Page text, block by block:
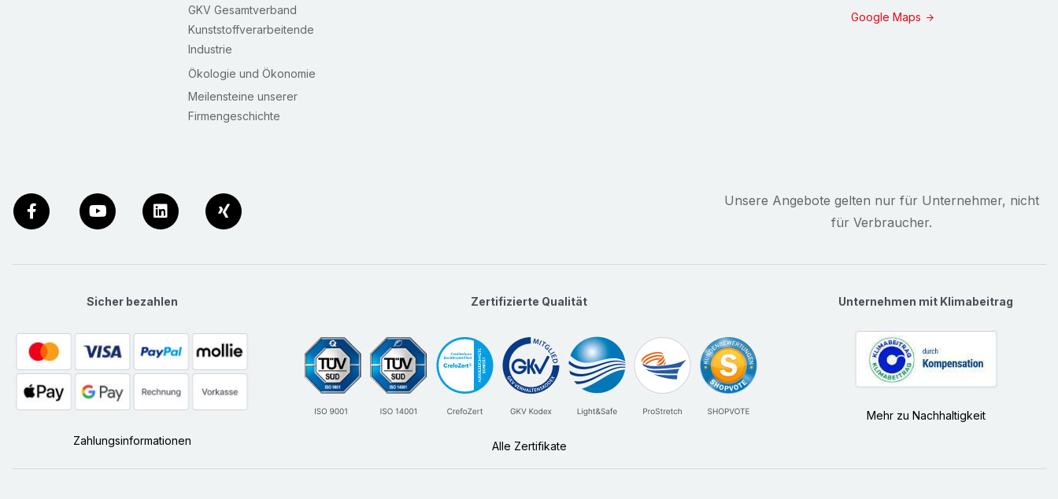
GKV Gesamtverband
Kunststoffverarbeitende
Industrie
Ökologie und Ökonomie
Meilensteine unserer
Firmengeschichte
Google Maps
Unsere Angebote gelten nur für Unternehmer, nicht
für Verbraucher.
Sicher bezahlen
Zahlungsinformationen
Zertifizierte Qualität
Alle Zertifikate
Unternehmen mit Klimabeitrag
Mehr zu Nachhaltigkeit